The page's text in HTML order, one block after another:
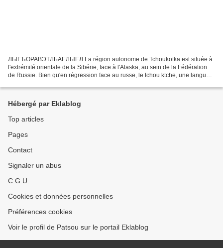
ЛЫГЪОРАВЭТЛЬАЕЛЫЕЛ La région autonome de Tchoukotka est située à
l'extrémité orientale de la Sibérie, face à l'Alaska, au sein de la Fédération
de Russie. Bien qu'en régression face au russe, le tchou ktche, une langue
Hébergé par Eklablog
Top articles
Pages
Contact
Signaler un abus
C.G.U.
Cookies et données personnelles
Préférences cookies
Voir le profil de Patsou sur le portail Eklablog